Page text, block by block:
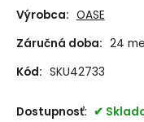
Výrobca: OASE
Záručná doba: 24
Kód: SKU42733
Dostupnosť: